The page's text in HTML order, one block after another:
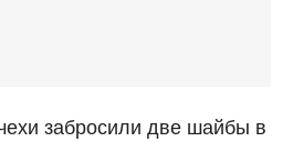
забросили две шайбы в